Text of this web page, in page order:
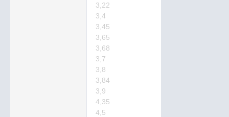
3,22
3,4
3,45
3,65
3,68
3,7
3,8
3,84
3,9
4,35
4,5